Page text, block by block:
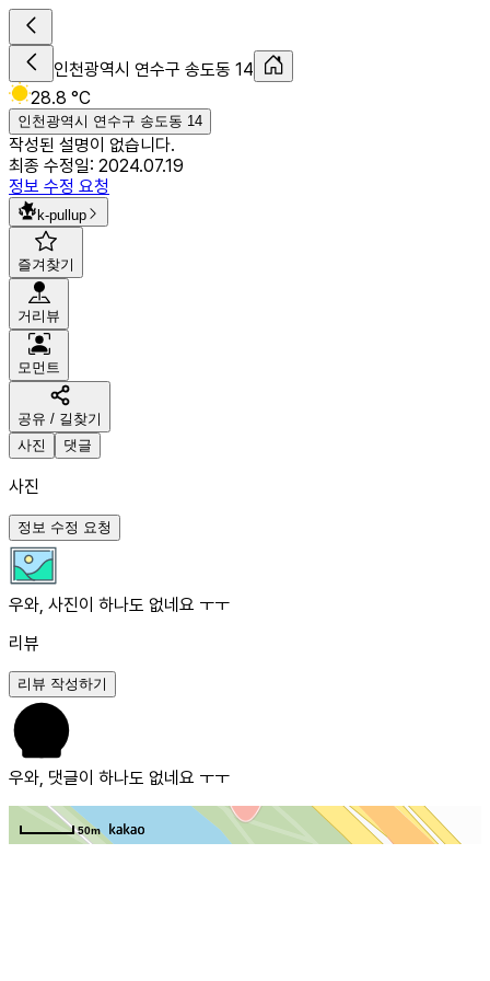
인천광역시 연수구 송도동 14
28.8 °C
인천광역시 연수구 송도동 14
작성된 설명이 없습니다.
최종 수정일: 2024.07.19
정보 수정 요청
k-pullup
즐겨찾기
거리뷰
모먼트
공유 / 길찾기
사진
댓글
사진
정보 수정 요청
우와, 사진이 하나도 없네요 ㅜㅜ
리뷰
리뷰 작성하기
우와, 댓글이 하나도 없네요 ㅜㅜ
50m